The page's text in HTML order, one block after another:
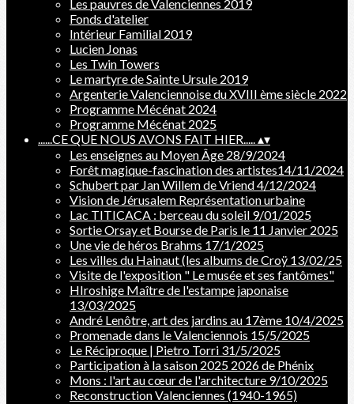
Les pauvres de Valenciennes 2019
Fonds d'atelier
Intérieur Familial 2019
Lucien Jonas
Les Twin Towers
Le martyre de Sainte Ursule 2019
Argenterie Valenciennoise du XVIII ème siècle 2022
Programme Mécénat 2024
Programme Mécénat 2025
......CE QUE NOUS AVONS FAIT HIER.....▴▾
Les enseignes au Moyen Âge 28/9/2024
Forêt magique-fascination des artistes14/11/2024
Schubert par Jan Willem de Vriend 4/12/2024
Vision de Jérusalem Représentation urbaine
Lac TITICACA : berceau du soleil 9/01/2025
Sortie Orsay et Bourse de Paris le 11 Janvier 2025
Une vie de héros Brahms 17/1/2025
Les villes du Hainaut (les albums de Croÿ 13/02/25
Visite de l'exposition " Le musée et ses fantômes"
HIroshige Maître de l'estampe japonaise
13/03/2025
André Lenôtre, art des jardins au 17ème 10/4/2025
Promenade dans le Valenciennois 15/5/2025
Le Réciproque | Pietro Torri 31/5/2025
Participation à la saison 2025 2026 de Phénix
Mons : l'art au cœur de l'architecture 9/10/2025
Reconstruction Valenciennes (1940-1965)